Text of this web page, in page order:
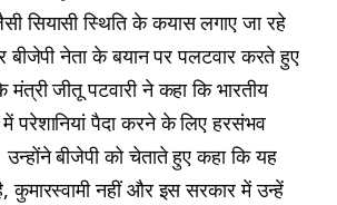
सियासी स्थिति के कयास लगाए जा रहे
नेता के बयान पर पलटवार करते हुए
जीतू पटवारी ने कहा कि भारतीय
में परेशानियां पैदा करने के लिए हरसंभव
बीजेपी को चेताते हुए कहा कि यह
नहीं और इस सरकार में उन्हें